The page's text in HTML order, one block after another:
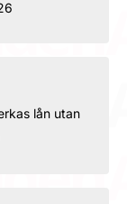
lån utan